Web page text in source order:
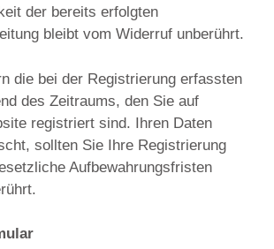
der bereits erfolgten
bleibt vom Widerruf unberührt.
die bei der Registrierung erfassten
des Zeitraums, den Sie auf
registriert sind. Ihren Daten
sollten Sie Ihre Registrierung
Aufbewahrungsfristen